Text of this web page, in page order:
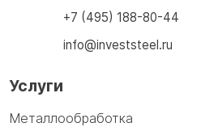
+7 (495) 188-80-44
info@investsteel.ru
Услуги
Металлообработка